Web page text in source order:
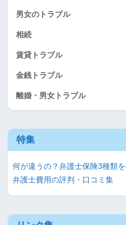
男女のトラブル
相続
賃貸トラブル
金銭トラブル
離婚・男女トラブル
特集
何が違うの？弁護士保険3種類を
弁護士費用の評判・口コミ集